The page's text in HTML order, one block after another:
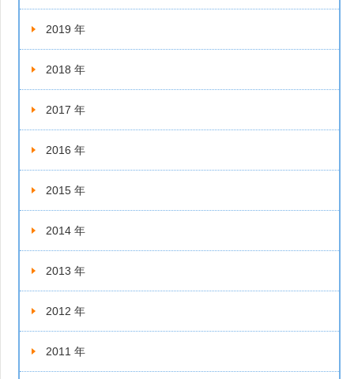
2019 年
2018 年
2017 年
2016 年
2015 年
2014 年
2013 年
2012 年
2011 年